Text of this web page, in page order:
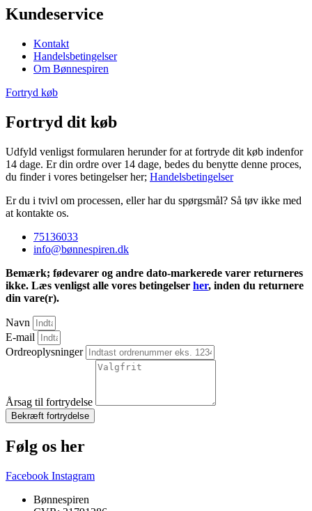
Kundeservice
Kontakt
Handelsbetingelser
Om Bønnespiren
Fortryd køb
Fortryd dit køb
Udfyld venligst formularen herunder for at fortryde dit køb indenfor
14 dage. Er din ordre over 14 dage, bedes du benytte denne proces,
du finder i vores betingelser her; Handelsbetingelser
Er du i tvivl om processen, eller har du spørgsmål? Så tøv ikke med
at kontakte os.
75136033
info@bønnespiren.dk
Bemærk; fødevarer og andre dato-markerede varer returneres
ikke. Læs venligst alle vores betingelser her, inden du returnere
din vare(r).
Navn
E-mail
Ordreoplysninger
Årsag til fortrydelse
Bekræft fortrydelse
Følg os her
Facebook Instagram
Bønnespiren